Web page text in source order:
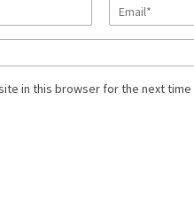
in this browser for the next time